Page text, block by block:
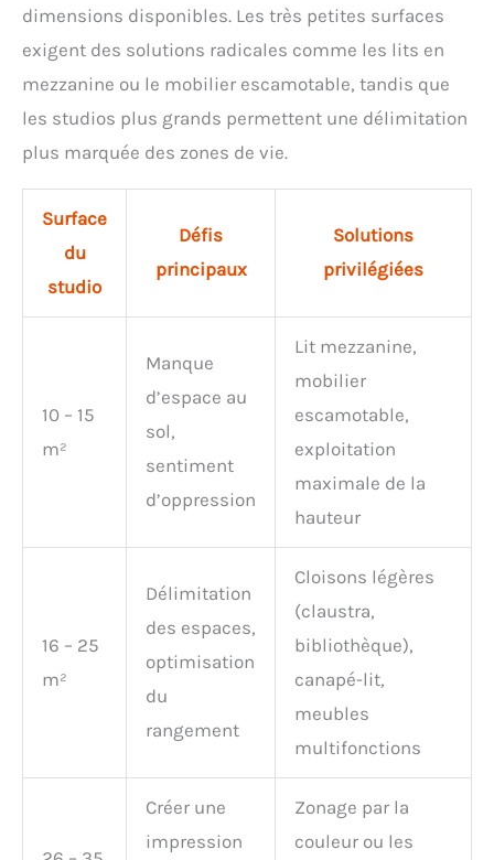
dimensions disponibles. Les très petites surfaces
exigent des solutions radicales comme les lits en
mezzanine ou le mobilier escamotable, tandis que
les studios plus grands permettent une délimitation
plus marquée des zones de vie.
Surface
du
studio
Défis
principaux
Solutions
privilégiées
10 – 15
m²
Manque
d’espace au
sol,
sentiment
d’oppression
Lit mezzanine,
mobilier
escamotable,
exploitation
maximale de la
hauteur
16 – 25
m²
Délimitation
des espaces,
optimisation
du
rangement
Cloisons légères
(claustra,
bibliothèque),
canapé-lit,
meubles
multifonctions
Créer une
impression
Zonage par la
couleur ou les